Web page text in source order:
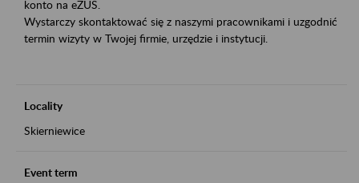
konto na eZUS.
Wystarczy skontaktować się z naszymi pracownikami i uzgodnić
termin wizyty w Twojej firmie, urzędzie i instytucji.
Locality
Skierniewice
Event term